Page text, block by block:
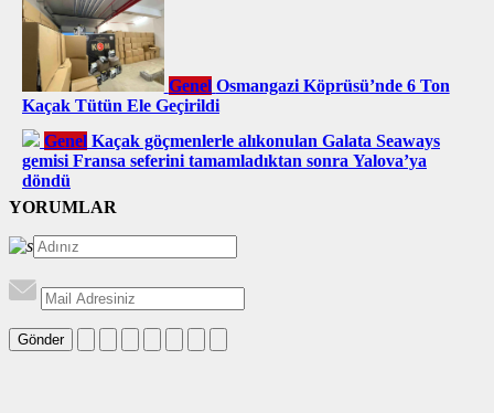
Genel Osmangazi Köprüsü’nde 6 Ton
Kaçak Tütün Ele Geçirildi
Genel Kaçak göçmenlerle alıkonulan Galata Seaways
gemisi Fransa seferini tamamladıktan sonra Yalova’ya
döndü
YORUMLAR
Gönder